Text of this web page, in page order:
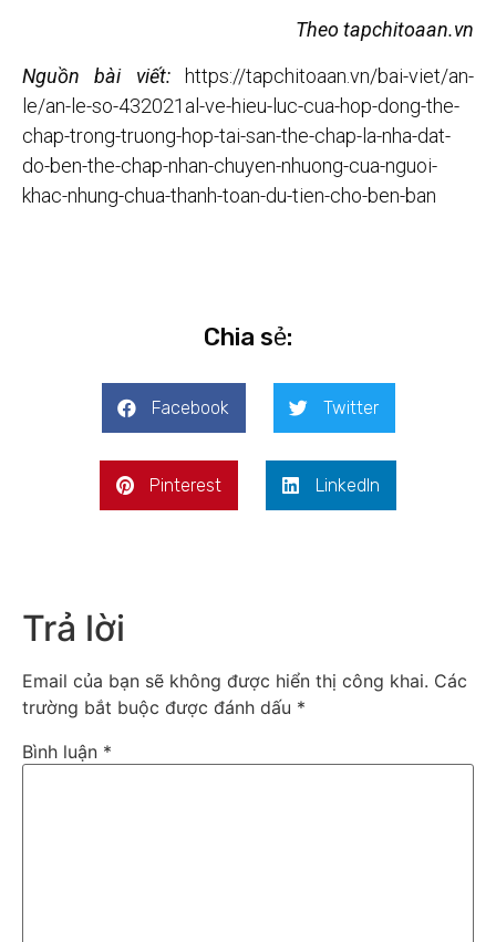
Theo tapchitoaan.vn
Nguồn bài viết:https://tapchitoaan.vn/bai-viet/an-
le/an-le-so-432021al-ve-hieu-luc-cua-hop-dong-the-
chap-trong-truong-hop-tai-san-the-chap-la-nha-dat-
do-ben-the-chap-nhan-chuyen-nhuong-cua-nguoi-
khac-nhung-chua-thanh-toan-du-tien-cho-ben-ban
Chia sẻ:
Facebook Twitter
Pinterest LinkedIn
Trả lời
Email của bạn sẽ không được hiển thị công khai. Các
trường bắt buộc được đánh dấu *
Bình luận *